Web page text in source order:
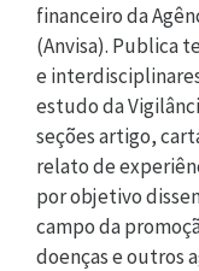
financeiro da
(Anvisa). Publica
e
estudo da
seções artigo,
relato de
por objetivo
campo da
doenças e outros